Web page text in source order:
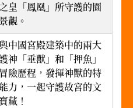
皇「鳳凰」所守護的園
觀。
中國宮殿建築中的兩大
神「垂獸」和「押魚」
險歷程，發揮神獸的特
力，一起守護故宮的文
藏！